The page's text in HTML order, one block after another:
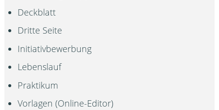
Deckblatt
Dritte Seite
Initiativbewerbung
Lebenslauf
Praktikum
Vorlagen (Online-Editor)